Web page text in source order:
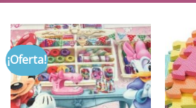
¡Oferta!